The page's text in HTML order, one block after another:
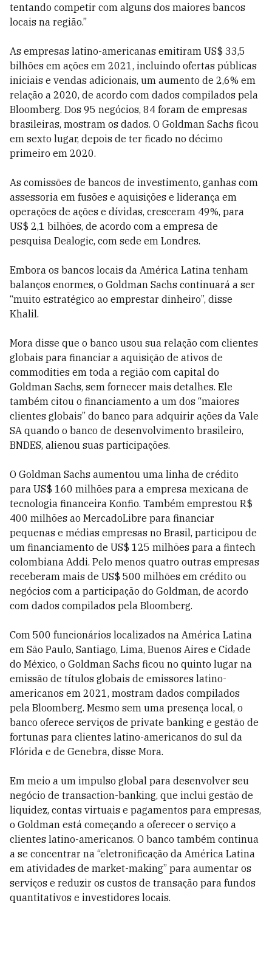
tentando competir com alguns dos maiores bancos
locais na região.”
As empresas latino-americanas emitiram US$ 33,5
bilhões em ações em 2021, incluindo ofertas públicas
iniciais e vendas adicionais, um aumento de 2,6% em
relação a 2020, de acordo com dados compilados pela
Bloomberg. Dos 95 negócios, 84 foram de empresas
brasileiras, mostram os dados. O Goldman Sachs ficou
em sexto lugar, depois de ter ficado no décimo
primeiro em 2020.
As comissões de bancos de investimento, ganhas com
assessoria em fusões e aquisições e liderança em
operações de ações e dívidas, cresceram 49%, para
US$ 2,1 bilhões, de acordo com a empresa de
pesquisa Dealogic, com sede em Londres.
Embora os bancos locais da América Latina tenham
balanços enormes, o Goldman Sachs continuará a ser
“muito estratégico ao emprestar dinheiro”, disse
Khalil.
Mora disse que o banco usou sua relação com clientes
globais para financiar a aquisição de ativos de
commodities em toda a região com capital do
Goldman Sachs, sem fornecer mais detalhes. Ele
também citou o financiamento a um dos “maiores
clientes globais” do banco para adquirir ações da Vale
SA quando o banco de desenvolvimento brasileiro,
BNDES, alienou suas participações.
O Goldman Sachs aumentou uma linha de crédito
para US$ 160 milhões para a empresa mexicana de
tecnologia financeira Konfio. Também emprestou R$
400 milhões ao MercadoLibre para financiar
pequenas e médias empresas no Brasil, participou de
um financiamento de US$ 125 milhões para a fintech
colombiana Addi. Pelo menos quatro outras empresas
receberam mais de US$ 500 milhões em crédito ou
negócios com a participação do Goldman, de acordo
com dados compilados pela Bloomberg.
Com 500 funcionários localizados na América Latina
em São Paulo, Santiago, Lima, Buenos Aires e Cidade
do México, o Goldman Sachs ficou no quinto lugar na
emissão de títulos globais de emissores latino-
americanos em 2021, mostram dados compilados
pela Bloomberg. Mesmo sem uma presença local, o
banco oferece serviços de private banking e gestão de
fortunas para clientes latino-americanos do sul da
Flórida e de Genebra, disse Mora.
Em meio a um impulso global para desenvolver seu
negócio de transaction-banking, que inclui gestão de
liquidez, contas virtuais e pagamentos para empresas,
o Goldman está começando a oferecer o serviço a
clientes latino-americanos. O banco também continua
a se concentrar na “eletronificação da América Latina
em atividades de market-making” para aumentar os
serviços e reduzir os custos de transação para fundos
quantitativos e investidores locais.